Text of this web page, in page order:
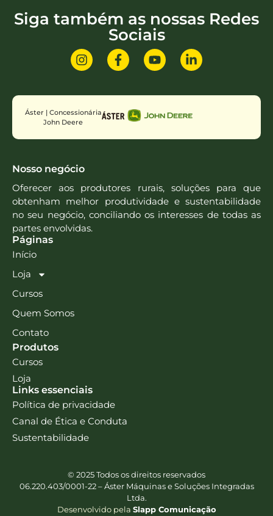
Siga também as nossas Redes
Sociais
Áster | Concessionária
John Deere
Nosso negócio
Oferecer aos produtores rurais, soluções para que
obtenham melhor produtividade e sustentabilidade
no seu negócio, conciliando os interesses de todas as
partes envolvidas.
Páginas
Início
Loja
Cursos
Quem Somos
Contato
Produtos
Cursos
Loja
Links essenciais
Política de privacidade
Canal de Ética e Conduta
Sustentabilidade
© 2025 Todos os direitos reservados
06.220.403/0001-22 – Áster Máquinas e Soluções Integradas
Ltda.
Desenvolvido pela Slapp Comunicação